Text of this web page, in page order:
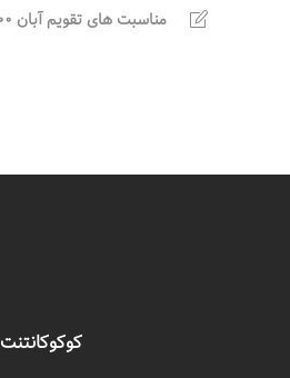
مناسبت های تقویم آبان 1400 برای تولید محتوا
کوکوکانتنت